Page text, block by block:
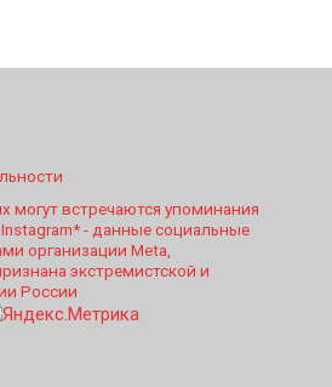
могут встречаются упоминания
- данные социальные
организации Meta,
экстремистской и
России